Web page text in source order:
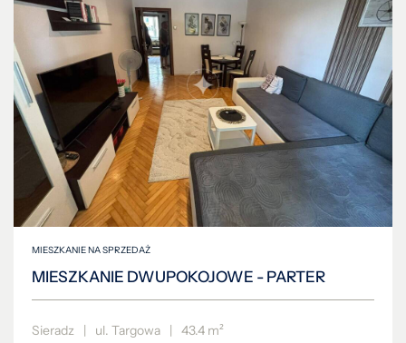
MIESZKANIE NA SPRZEDAŻ
MIESZKANIE DWUPOKOJOWE - PARTER
Sieradz ul. Targowa 43.4 m²